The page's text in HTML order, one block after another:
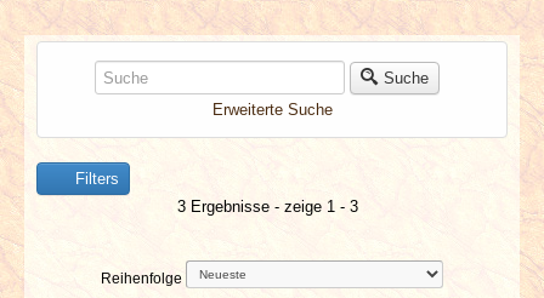
NEUESTE ARTIKEL
NEWS & DATES
BERICHTE
VERLOSUNGEN
Suche
Erweiterte Suche
Filters
3 Ergebnisse - zeige 1 - 3
Reihenfolge